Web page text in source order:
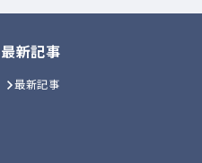
最新記事
最新記事